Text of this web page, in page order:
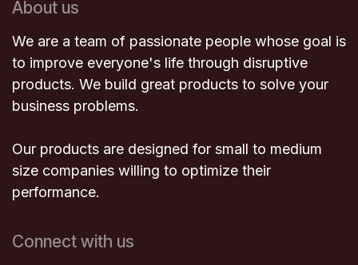
About us
We are a team of passionate people whose goal is
to improve everyone's life through disruptive
products. We build great products to solve your
business problems.
Our products are designed for small to medium
size companies willing to optimize their
performance.
Connect with us